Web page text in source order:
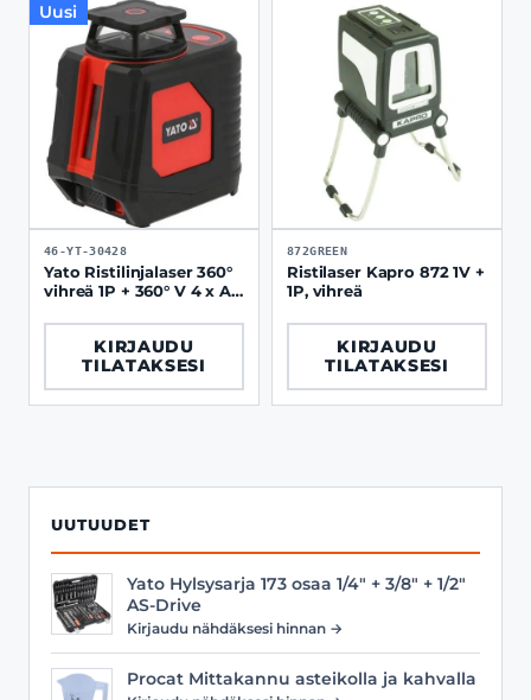
UUTUUDET
Yato Hylsysarja 173 osaa 1/4" + 3/8" + 1/2"
AS-Drive
Kirjaudu nähdäksesi hinnan →
Procat Mittakannu asteikolla ja kahvalla
Uusi
46-YT-30428
Yato Ristilinjalaser 360°
vihreä 1P + 360° V 4 x AA
KIRJAUDU
TILATAKSESI
872GREEN
Ristilaser Kapro 872 1V +
1P, vihreä
KIRJAUDU
TILATAKSESI